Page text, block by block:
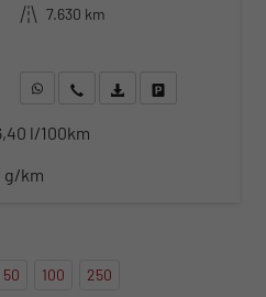
Kilometerstand 7.630 km
WhatsApp anfragen
Wir rufen Sie anFahrzeugexposé (PDF)
l/100km
g/km
50 100 250